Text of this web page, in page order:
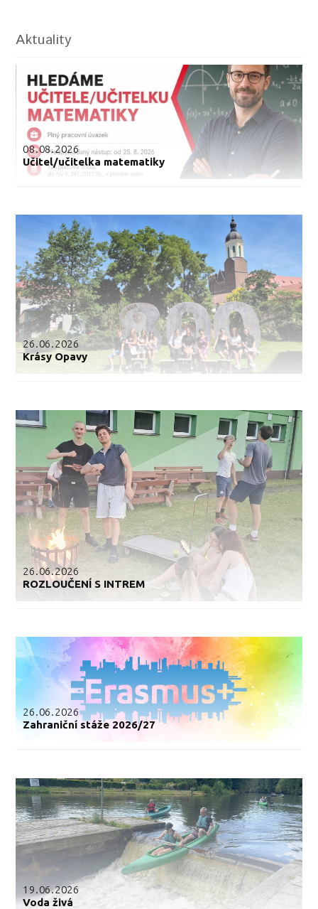
Aktuality
08.08.2026
Učitel/učitelka matematiky
26.06.2026
Krásy Opavy
26.06.2026
ROZLOUČENÍ S INTREM
26.06.2026
Zahraniční stáže 2026/27
19.06.2026
Voda živá